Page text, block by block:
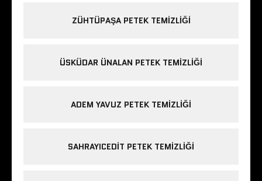
ZÜHTÜPAŞA PETEK TEMIZLIĞI
ÜSKÜDAR ÜNALAN PETEK TEMIZLIĞI
ADEM YAVUZ PETEK TEMIZLIĞI
SAHRAYICEDIT PETEK TEMIZLIĞI